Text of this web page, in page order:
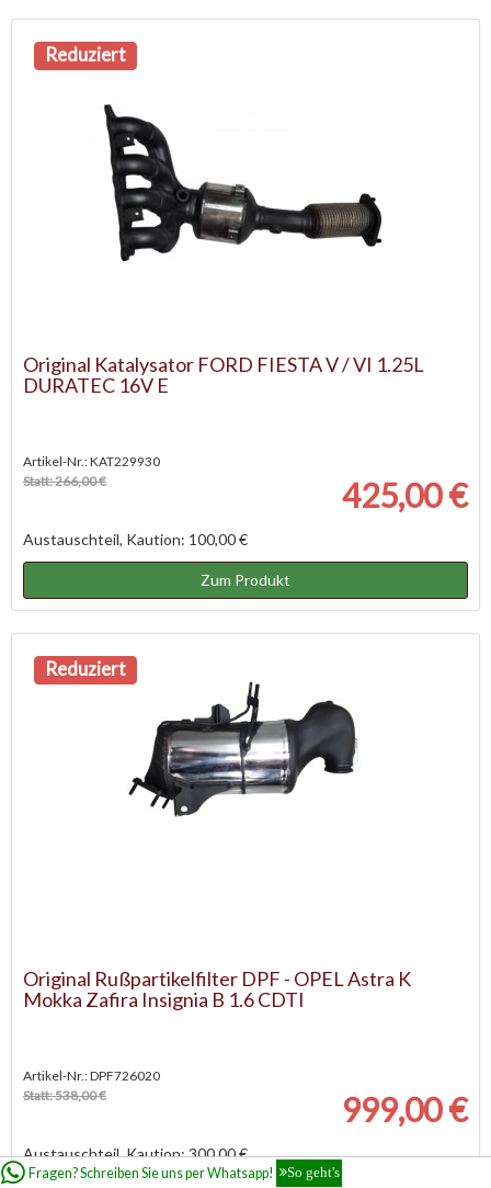
Reduziert
Original Katalysator FORD FIESTA V / VI 1.25L
DURATEC 16V E
Artikel-Nr.: KAT229930
Statt: 266,00 €
425,00 €
Austauschteil, Kaution: 100,00 €
Zum Produkt
Reduziert
Original Rußpartikelfilter DPF - OPEL Astra K
Mokka Zafira Insignia B 1.6 CDTI
Artikel-Nr.: DPF726020
Statt: 538,00 €
999,00 €
Austauschteil, Kaution: 300,00 €
Fragen? Schreiben Sie uns per Whatsapp! So geht's